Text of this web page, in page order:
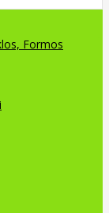
Formos